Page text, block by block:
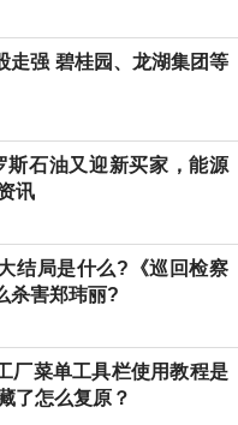
走强 碧桂园、龙湖集团等
斯石油又迎新买家，能源
讯
结局是什么?《巡回检察
杀害郑玮丽?
厂菜单工具栏使用教程是
了怎么复原？